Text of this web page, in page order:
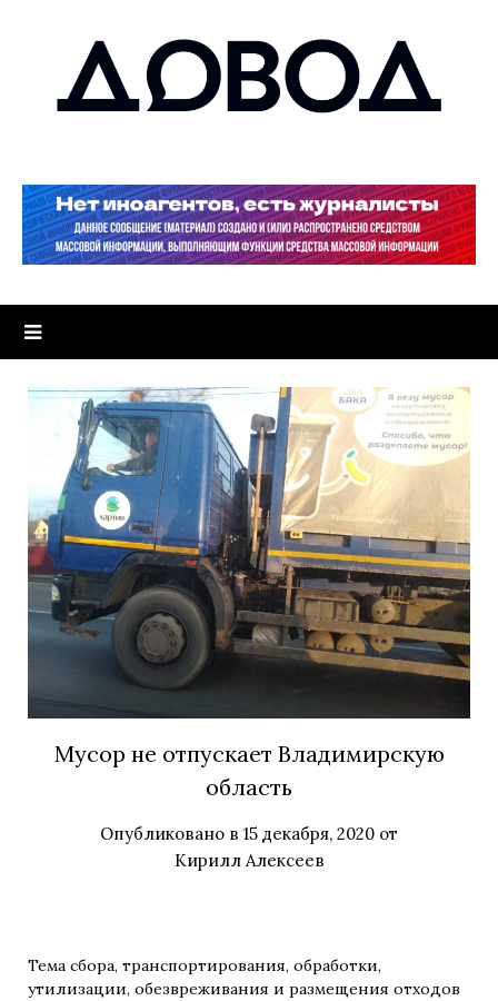
Мусор не отпускает Владимирскую
область
Опубликовано в 15 декабря, 2020 от
Кирилл Алексеев
Тема сбора, транспортирования, обработки,
утилизации, обезвреживания и размещения отходов